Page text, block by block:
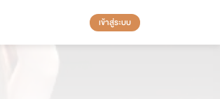
เข้าสู่ระบบ